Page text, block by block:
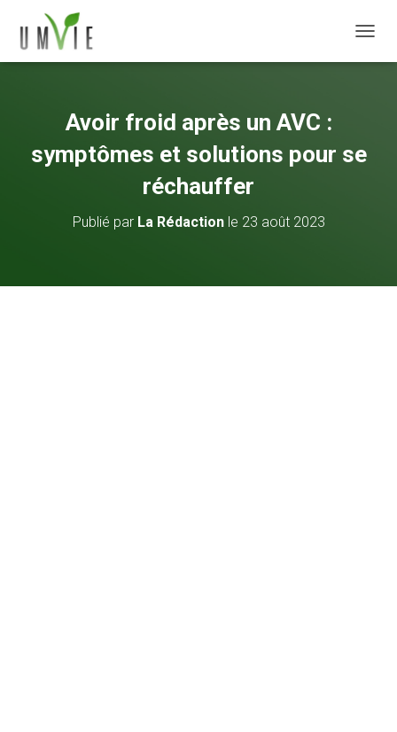
Avoir froid après un AVC :
symptômes et solutions pour se
réchauffer
Publié par La Rédactionle 23 août 2023